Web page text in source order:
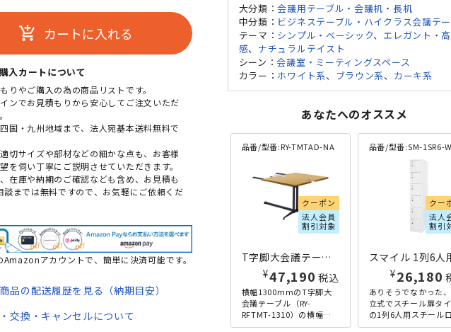
add_shopping_cart カートに入れる
入カートについて
りやご購入の為の商品リストです。
ンでお見積もりから安心してご注文いただ
国・九州地域まで、法人宛基本送料無料で
切サイズや部材などの細かな点も、お客様
を伺い丁寧にご説明させていただきます。
在庫や納期のご確認なども含め、お見積も
談までは無料ですので、お気軽にご依頼くだ
Amazonアカウントで、簡単に決済可能です。
品の配送履歴を見る（納期目安）
交換・キャンセルについて
大分類：会議用テーブル・会議机・長机
中分類： ビジネステーブル・ハイクラス会議テ
テーマ： シンプル・ベーシック、 エレガント・
感、 ナチュラルテイスト
シーン：会議室・ミーティングスペース
カラー： ホワイト系、 ブラウン系、 カーキ系
あなたへのオススメ
品番/型番:RY-TMTAD-NA
クーポン
法人会員
割引対象
T字脚大会議テーブル 増連型 W800×D1000×H720 ナチュラル
¥47,190 税込
横幅1300mmのT字脚大
会議テーブル（RY-
RFTMT-1310）の横幅
を、さらにワイドに拡張
品番/型番:SM-1SR6-
クー
法人
割引
¥26,180
ありそうでなかった
立式でスチール扉タ
の1列6人用スチール
カーです。幅320mm